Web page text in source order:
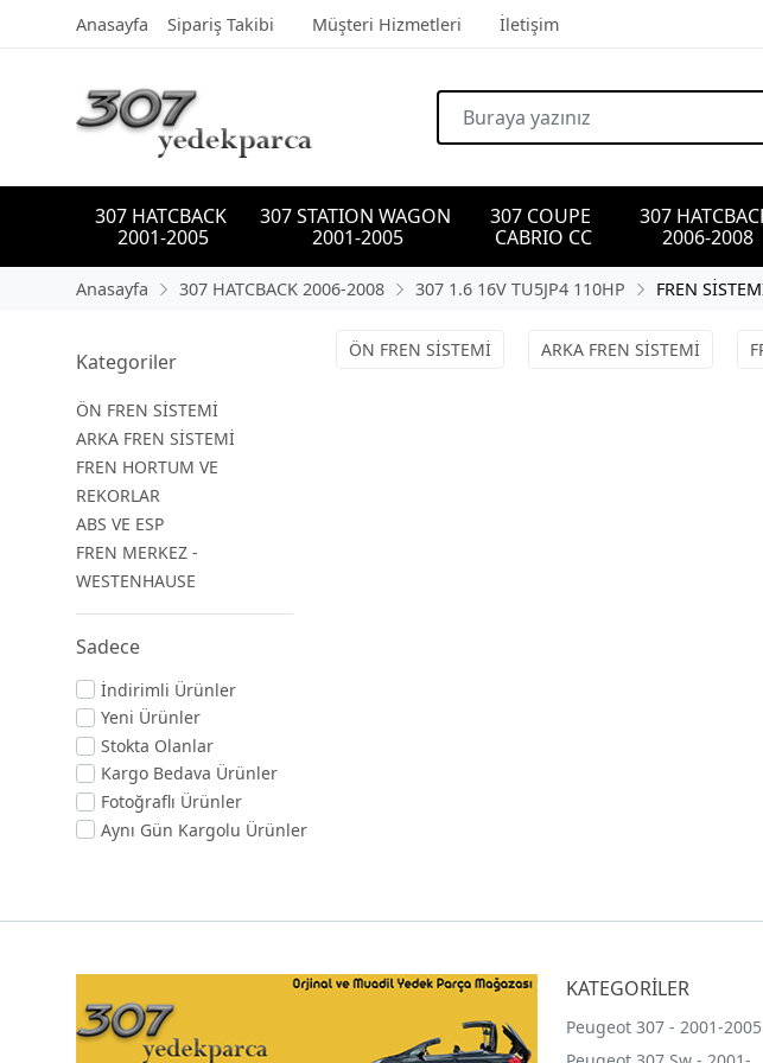
Anasayfa Sipariş Takibi Müşteri Hizmetleri İletişim
307 HATCBACK
2001-2005
307 STATION WAGON
2001-2005
307 COUPE
CABRIO CC
307
2006-2008
Anasayfa 307 HATCBACK 2006-2008 307 1.6 16V TU5JP4 110HP FREN
Kategoriler
ÖN FREN SİSTEMİ
ARKA FREN SİSTEMİ
FREN HORTUM VE
REKORLAR
ABS VE ESP
FREN MERKEZ -
WESTENHAUSE
Sadece
İndirimli Ürünler
Yeni Ürünler
Stokta Olanlar
Kargo Bedava Ürünler
Fotoğraflı Ürünler
Aynı Gün Kargolu Ürünler
ÖN FREN SİSTEMİ ARKA FREN SİSTEMİ
KATEGORİLER
Peugeot 307 - 2001-2005